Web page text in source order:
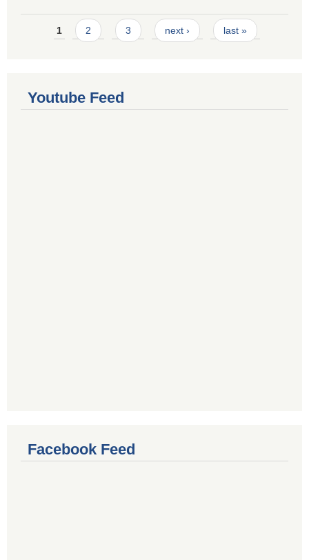
Pages
1 2 3 next › last »
Youtube Feed
Facebook Feed